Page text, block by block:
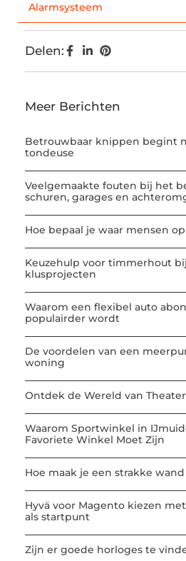
Alarmsysteem
Delen:
Meer Berichten
Betrouwbaar knippen begint
tondeuse
Veelgemaakte fouten bij het
schuren, garages en
Hoe bepaal je waar mensen
Keuzehulp voor timmerhout
klusprojecten
Waarom een flexibel auto
populairder wordt
De voordelen van een
woning
Ontdek de Wereld van
Waarom Sportwinkel in
Favoriete Winkel Moet Zijn
Hoe maak je een strakke
Hyvä voor Magento kiezen
als startpunt
Zijn er goede horloges te